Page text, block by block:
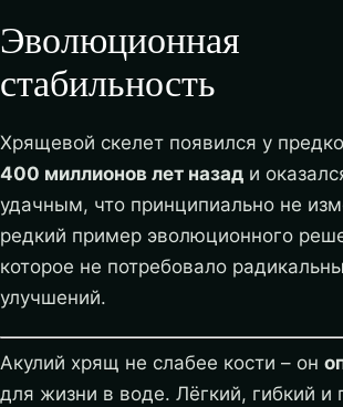
Эволюционная
стабильность
Хрящевой скелет появился у
400 миллионов лет назад и
удачным, что принципиально не
редкий пример эволюционного
которое не потребовало
улучшений.
Акулий хрящ не слабее кости – он
для жизни в воде. Лёгкий, гибкий и